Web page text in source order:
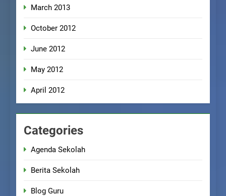
March 2013
October 2012
June 2012
May 2012
April 2012
Categories
Agenda Sekolah
Berita Sekolah
Blog Guru